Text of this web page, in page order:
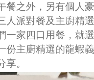
餐之外，另有個人
人派對餐及主廚精
一家四口用餐，就
份主廚精選的龍蝦
享。